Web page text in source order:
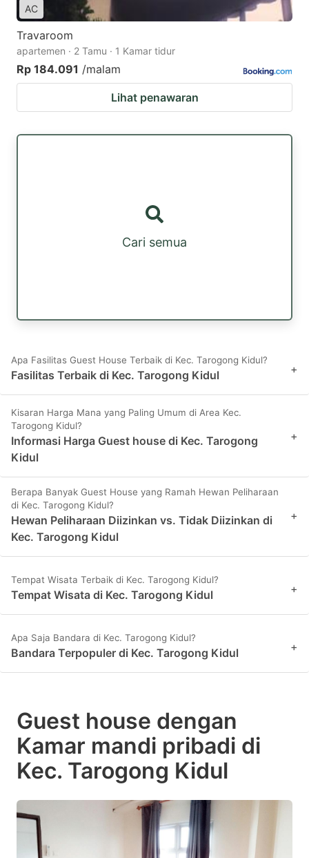
AC
Travaroom
apartemen · 2 Tamu · 1 Kamar tidur
Rp 184.091 /malam
Lihat penawaran
Cari semua
Apa Fasilitas Guest House Terbaik di Kec. Tarogong Kidul?
Fasilitas Terbaik di Kec. Tarogong Kidul +
Kisaran Harga Mana yang Paling Umum di Area Kec.
Tarogong Kidul?
Informasi Harga Guest house di Kec. Tarogong
Kidul
+
Berapa Banyak Guest House yang Ramah Hewan Peliharaan
di Kec. Tarogong Kidul?
Hewan Peliharaan Diizinkan vs. Tidak Diizinkan di
Kec. Tarogong Kidul
+
Tempat Wisata Terbaik di Kec. Tarogong Kidul?
Tempat Wisata di Kec. Tarogong Kidul +
Apa Saja Bandara di Kec. Tarogong Kidul?
Bandara Terpopuler di Kec. Tarogong Kidul +
Guest house dengan
Kamar mandi pribadi di
Kec. Tarogong Kidul